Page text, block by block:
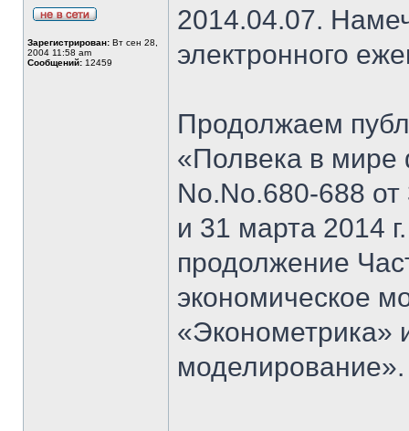
Зарегистрирован: Вт сен 28,
2004 11:58 am
Сообщений: 12459
2014.04.07.
электронного
Продолжаем
«Полвека в мире
No.No.680-688
и 31 марта 2014
продолжение
экономическое
«Эконометрика»
моделирование».